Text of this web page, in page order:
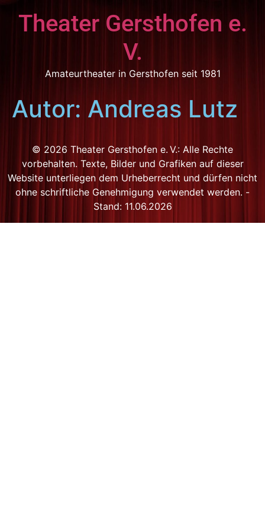
Theater Gersthofen e.
V.
Amateurtheater in Gersthofen seit 1981
Autor: Andreas Lutz
© 2026 Theater Gersthofen e. V.: Alle Rechte
vorbehalten. Texte, Bilder und Grafiken auf dieser
Website unterliegen dem Urheberrecht und dürfen nicht
ohne schriftliche Genehmigung verwendet werden. -
Stand: 11.06.2026